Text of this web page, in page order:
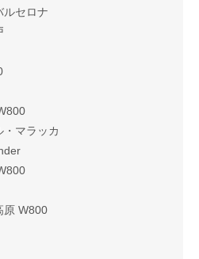
ルセロナ
マラッカ
原 W800